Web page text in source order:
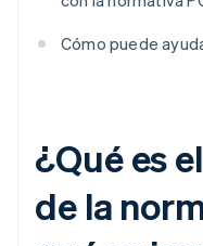
Cómo puede
¿Qué es
de la